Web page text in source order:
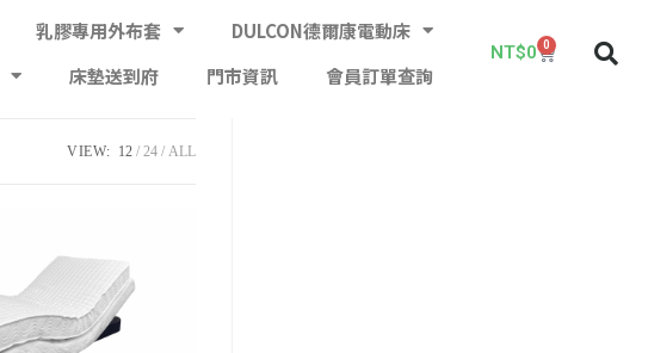
乳膠專用外布套
DULCON德爾康電動床
床墊送到府 門市資訊 會員訂單查詢
NT$0 0
VIEW: 12 24 ALL